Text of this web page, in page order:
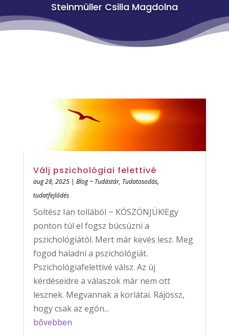
Steinmüller Csilla Magdolna
Válj pszichológiai felettivé
aug 28, 2025| Blog ~ Tudástár, Tudatosodás,
tudatfejlődés
Soltész Ian tollából ~ KÖSZÖNJÜK!Egy
ponton túl el fogsz búcsúzni a
pszichológiától. Mert már kevés lesz. Meg
fogod haladni a pszichológiát.
Pszichológiafelettivé válsz. Az új
kérdéseidre a válaszok már nem ott
lesznek. Megvannak a korlátai. Rájössz,
hogy csak az egón...
bővebben